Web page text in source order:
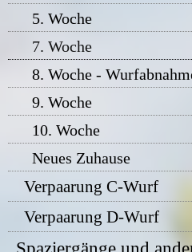
5. Woche
7. Woche
8. Woche -
9. Woche
10. Woche
Neues Zuhause
Verpaarung C-Wurf
Verpaarung D-Wurf